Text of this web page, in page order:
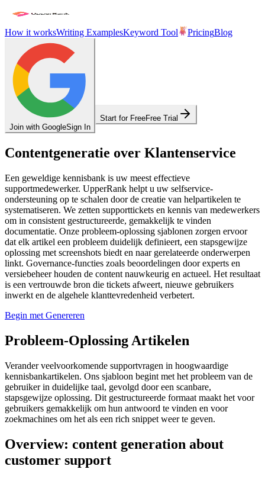
How it worksWriting ExamplesKeyword Tool PricingBlog
Join with GoogleSign In
Start for FreeFree Trial
Contentgeneratie over Klantenservice
Een geweldige kennisbank is uw meest effectieve
supportmedewerker. UpperRank helpt u uw selfservice-
ondersteuning op te schalen door de creatie van helpartikelen te
systematiseren. We zetten supporttickets en kennis van medewerkers
om in consistent gestructureerde, gemakkelijk te vinden
documentatie. Onze probleem-oplossing sjablonen zorgen ervoor
dat elk artikel een probleem duidelijk definieert, een stapsgewijze
oplossing met screenshots biedt en naar gerelateerde onderwerpen
linkt. Governance-functies zoals beoordelingen door experts en
versiebeheer houden de content nauwkeurig en actueel. Het resultaat
is een vertrouwde bron die tickets afweert, nieuwe gebruikers
inwerkt en de algehele klanttevredenheid verbetert.
Begin met Genereren
Probleem-Oplossing Artikelen
Verander veelvoorkomende supportvragen in hoogwaardige
kennisbankartikelen. Ons sjabloon begint met het probleem van de
gebruiker in duidelijke taal, gevolgd door een scanbare,
stapsgewijze oplossing. Dit gestructureerde formaat maakt het voor
gebruikers gemakkelijk om hun antwoord te vinden en voor
zoekmachines om het als een rich snippet weer te geven.
Overview: content generation about
customer support